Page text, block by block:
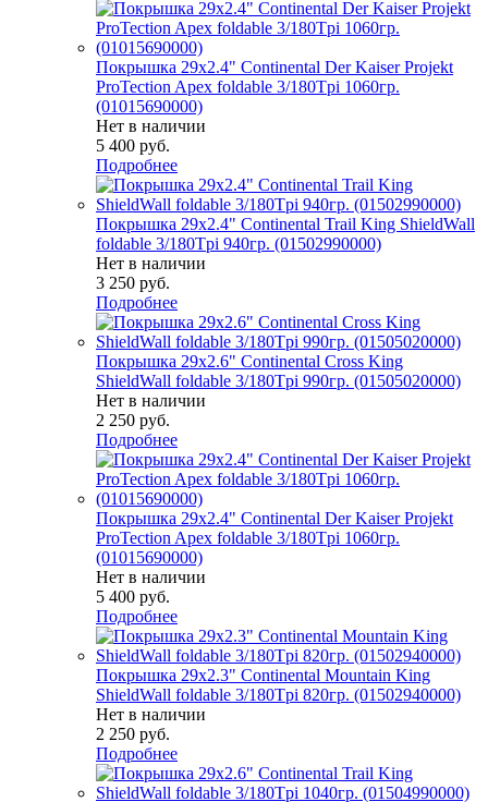
Покрышка 29x2.4" Continental Der Kaiser Projekt
ProTection Apex foldable 3/180Tpi 1060гр.
(01015690000)
Нет в наличии
5 400 руб.
Подробнее
Покрышка 29x2.4" Continental Trail King ShieldWall
foldable 3/180Tpi 940гр. (01502990000)
Нет в наличии
3 250 руб.
Подробнее
Покрышка 29x2.6" Continental Cross King
ShieldWall foldable 3/180Tpi 990гр. (01505020000)
Нет в наличии
2 250 руб.
Подробнее
Покрышка 29x2.4" Continental Der Kaiser Projekt
ProTection Apex foldable 3/180Tpi 1060гр.
(01015690000)
Нет в наличии
5 400 руб.
Подробнее
Покрышка 29x2.3" Continental Mountain King
ShieldWall foldable 3/180Tpi 820гр. (01502940000)
Нет в наличии
2 250 руб.
Подробнее